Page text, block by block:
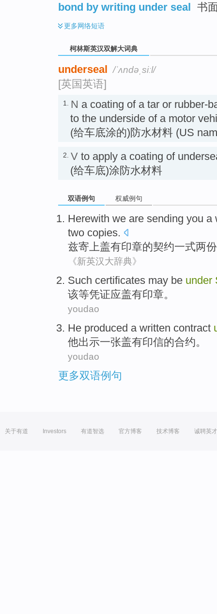
bond by writing under seal 书
更多网络短语
柯林斯英汉双解大词典
underseal /ˈʌndəˌsiːl/
[英国英语]
1. N a coating of a tar or rubber-
to the underside of a motor
(给车底涂的)防水材料 (US
2. V to apply a coating of
(给车底)涂防水材料
双语例句 权威例句
Herewith we are sending you a
two copies.
兹寄上盖有印章的契约一式两份
《新英汉大辞典》
Such certificates may be under
该等凭证应盖有印章。
youdao
He produced a written contract
他出示一张盖有印信的合约。
youdao
更多双语例句
关于有道 Investors 有道智选 官方博客 技术博客 诚聘英才